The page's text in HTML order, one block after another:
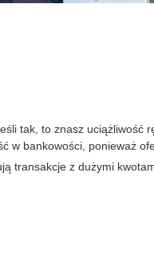
tak, to znasz
w bankowości, ponieważ
transakcje z dużymi